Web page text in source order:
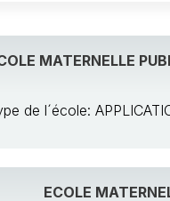
MATERNELLE
de l´école:
ECOLE